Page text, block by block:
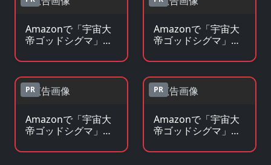
Amazonで「宇宙大
帝ゴッドシグマ」の
Amazonで「宇宙大
帝ゴッドシグマ」の
PR
Amazonで「宇宙大
帝ゴッドシグマ」の
見る
PR
Amazonで「宇宙大
帝ゴッドシグマ」の
を見る